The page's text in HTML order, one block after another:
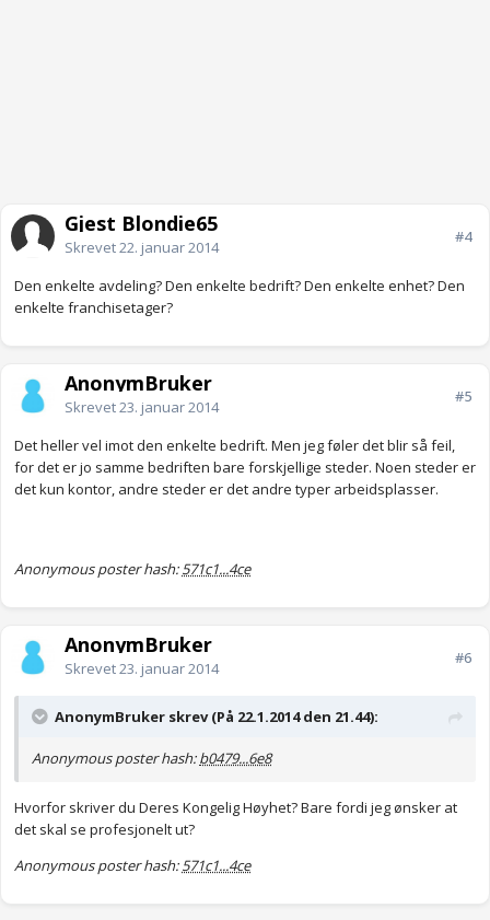
Gjest Blondie65
Skrevet22. januar 2014
#4
Den enkelte avdeling? Den enkelte bedrift? Den enkelte enhet? Den
enkelte franchisetager?
AnonymBruker
Skrevet23. januar 2014
#5
Det heller vel imot den enkelte bedrift. Men jeg føler det blir så feil,
for det er jo samme bedriften bare forskjellige steder. Noen steder er
det kun kontor, andre steder er det andre typer arbeidsplasser.
Anonymous poster hash:571c1...4ce
AnonymBruker
Skrevet23. januar 2014
#6
AnonymBruker skrev (På 22.1.2014 den 21.44):
Anonymous poster hash:b0479...6e8
Hvorfor skriver du Deres Kongelig Høyhet? Bare fordi jeg ønsker at
det skal se profesjonelt ut?
Anonymous poster hash:571c1...4ce